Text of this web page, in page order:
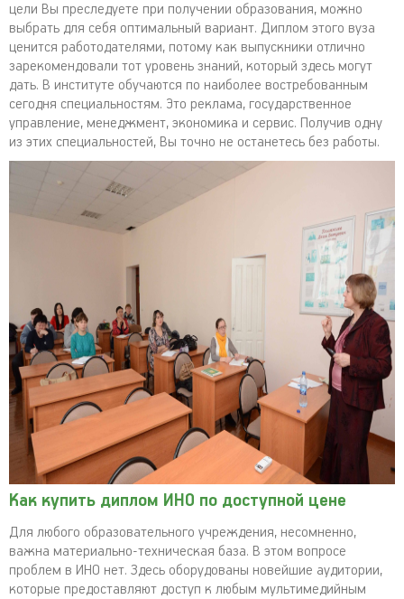
цели Вы преследуете при получении образования, можно
выбрать для себя оптимальный вариант. Диплом этого вуза
ценится работодателями, потому как выпускники отлично
зарекомендовали тот уровень знаний, который здесь могут
дать. В институте обучаются по наиболее востребованным
сегодня специальностям. Это реклама, государственное
управление, менеджмент, экономика и сервис. Получив одну
из этих специальностей, Вы точно не останетесь без работы.
Как купить диплом ИНО по доступной цене
Для любого образовательного учреждения, несомненно,
важна материально-техническая база. В этом вопросе
проблем в ИНО нет. Здесь оборудованы новейшие аудитории,
которые предоставляют доступ к любым мультимедийным